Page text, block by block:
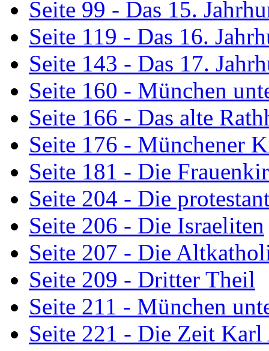
Seite 99 - Das 15.
Seite 119 - Das 16.
Seite 143 - Das 17.
Seite 160 - München
Seite 166 - Das alte
Seite 176 - Münchener
Seite 181 - Die
Seite 204 - Die
Seite 206 - Die Israeliten
Seite 207 - Die
Seite 209 - Dritter Theil
Seite 211 - München
Seite 221 - Die Zeit